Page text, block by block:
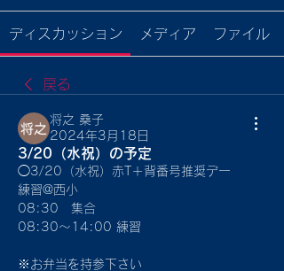
ディスカッション メディア ファイル
戻る
将之 桑子
2024年3月18日
3/20（水祝）の予定
◯3/20（水祝）赤T＋背番号推奨デー
練習@西小
08:30　集合
08:30〜14:00 練習
※お弁当を持参下さい